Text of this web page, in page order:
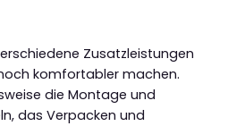
Zusatzleistungen
komfortabler machen.
die Montage und
das Verpacken und